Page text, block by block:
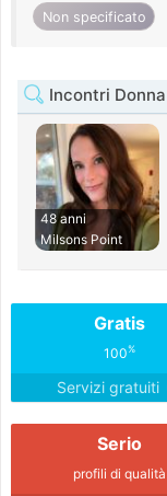
Non specificato
Incontri
48 anni
Milsons Point
Gratis
100%
Servizi gratuiti
Serio
profili di qualità